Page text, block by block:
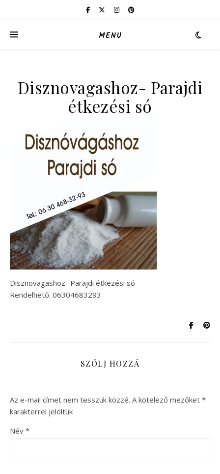
MENU
Disznovagashoz- Parajdi
étkezési só
Disznovagashoz- Parajdi étkezési só
Rendelhető. 06304683293
SZÓLJ HOZZÁ
Az e-mail címet nem tesszük közzé. A kötelező mezőket *
karakterrel jelöltük
Név *